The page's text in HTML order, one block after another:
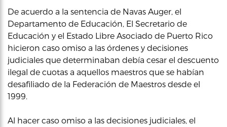
De acuerdo a la sentencia de Navas Auger, el
Departamento de Educación, El Secretario de
Educación y el Estado Libre Asociado de Puerto Rico
hicieron caso omiso a las órdenes y decisiones
judiciales que determinaban debía cesar el descuento
ilegal de cuotas a aquellos maestros que se habían
desafiliado de la Federación de Maestros desde el
1999.
Al hacer caso omiso a las decisiones judiciales, el